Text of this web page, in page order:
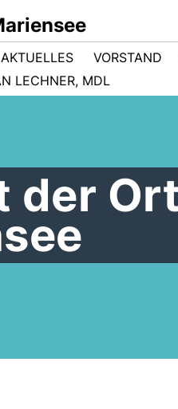
AKTUELLES VORSTAND
LECHNER, MDL
der